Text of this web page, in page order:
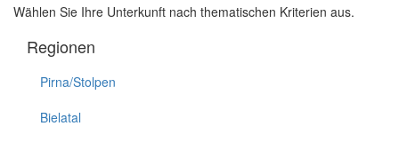
Wählen Sie Ihre Unterkunft nach thematischen Kriterien aus.
Regionen
Pirna/Stolpen
Bielatal